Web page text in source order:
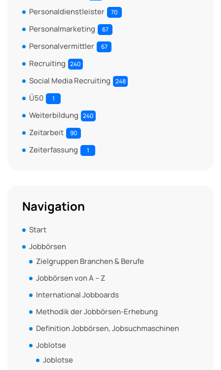
Personaldienstleister 70
Personalmarketing 67
Personalvermittler 67
Recruiting 240
Social Media Recruiting 248
Ü50 1
Weiterbildung 240
Zeitarbeit 90
Zeiterfassung 1
Navigation
Start
Jobbörsen
Zielgruppen Branchen & Berufe
Jobbörsen von A – Z
International Jobboards
Methodik der Jobbörsen-Erhebung
Definition Jobbörsen, Jobsuchmaschinen
Joblotse
Joblotse